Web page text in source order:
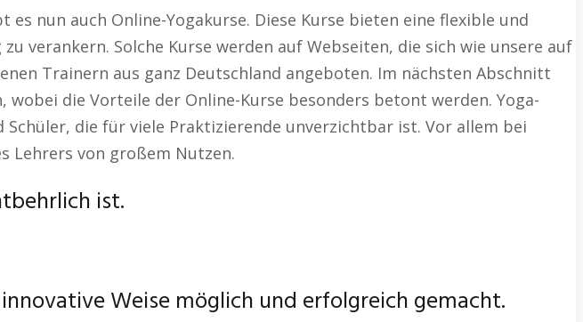
nun auch Online-Yogakurse. Diese Kurse bieten eine flexible und
verankern. Solche Kurse werden auf Webseiten, die sich wie unsere auf
Trainern aus ganz Deutschland angeboten. Im nächsten Abschnitt
die Vorteile der Online-Kurse besonders betont werden. Yoga-
die für viele Praktizierende unverzichtbar ist. Vor allem bei
Lehrers von großem Nutzen.
ist.
Weise möglich und erfolgreich gemacht.